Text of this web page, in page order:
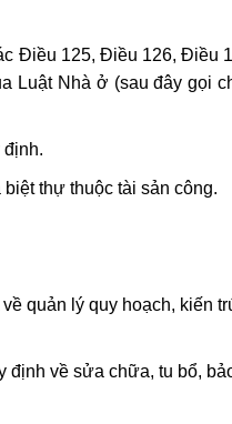
Điều 125, Điều 126, Điều
Luật Nhà ở (sau đây gọi
định.
thự thuộc tài sản công.
quản lý quy hoạch, kiến
về sửa chữa, tu bổ,